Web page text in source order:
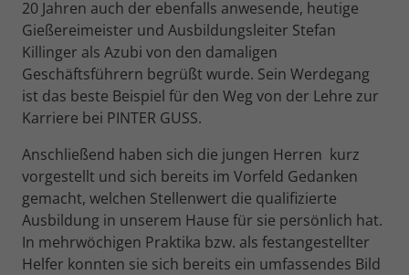
20 Jahren auch der ebenfalls anwesende, heutige
Gießereimeister und Ausbildungsleiter Stefan
Killinger als Azubi von den damaligen
Geschäftsführern begrüßt wurde. Sein Werdegang
ist das beste Beispiel für den Weg von der Lehre zur
Karriere bei PINTER GUSS.
Anschließend haben sich die jungen Herren kurz
vorgestellt und sich bereits im Vorfeld Gedanken
gemacht, welchen Stellenwert die qualifizierte
Ausbildung in unserem Hause für sie persönlich hat.
In mehrwöchigen Praktika bzw. als festangestellter
Helfer konnten sie sich bereits ein umfassendes Bild
Zweck
allen Seitenanfragen bei.
Name cookie_optin
Anbieter Pinter-Guss GmbH
Laufzeit 1 Jahr
Zweck
Speichert den Zustimmungsstatus des
Benutzers für Cookies auf der aktuellen
Domäne
Name _ga_
Anbieter Google Analytics
Laufzeit 1 Jahr
Zweck
Dient zur Unterscheidung von
Benutzern, speichert und zählt
Seitenaufrufe.
Name _ga
Laufzeit 13 Monate
Zweck
Misst die Leistung von TikTok
Werbekampagnen und personalisiert
das Nutzererlebnis (einschließlich
Anzeigen) auf TikTok.
Name _tt_enable_cookie
Anbieter TikTok
Laufzeit 13 Monate
Wir verwenden auf unserer Website externe Inhalte, um
Ihnen zusätzliche Informationen anzubieten.